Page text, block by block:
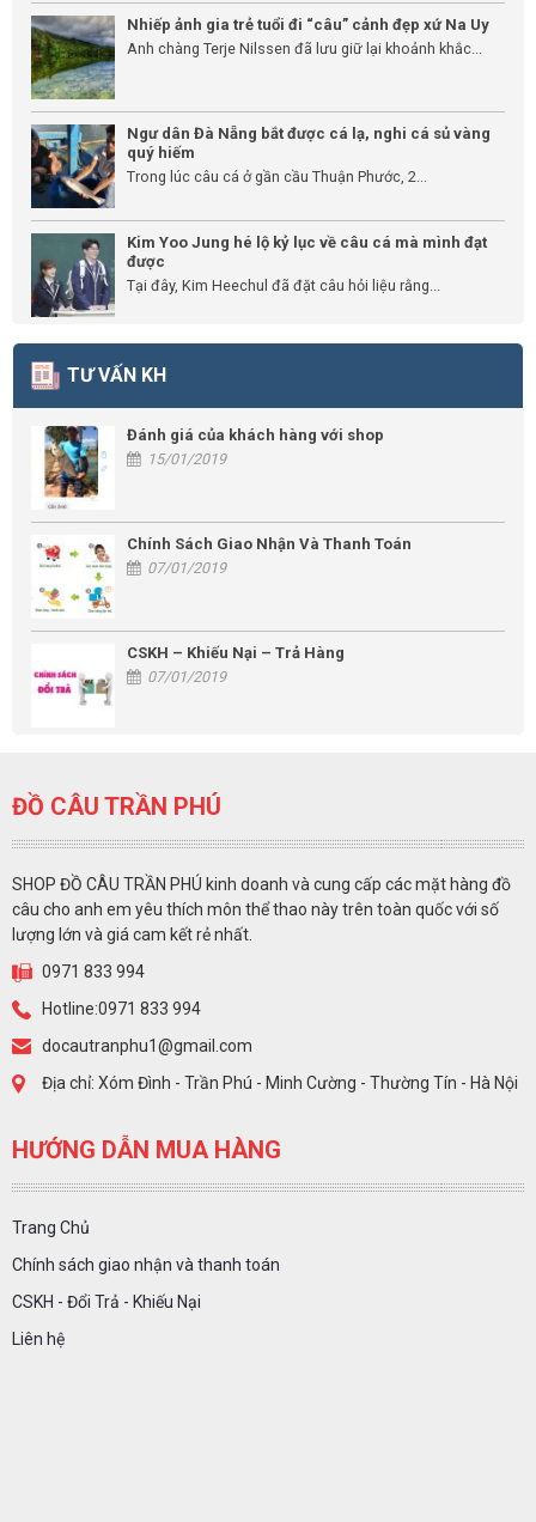
Nhiếp ảnh gia trẻ tuổi đi “câu” cảnh đẹp xứ Na Uy
Anh chàng Terje Nilssen đã lưu giữ lại khoảnh khắc...
Ngư dân Đà Nẵng bắt được cá lạ, nghi cá sủ vàng
quý hiếm
Trong lúc câu cá ở gần cầu Thuận Phước, 2...
Kim Yoo Jung hé lộ kỷ lục về câu cá mà mình đạt
được
Tại đây, Kim Heechul đã đặt câu hỏi liệu rằng...
TƯ VẤN KH
Đánh giá của khách hàng với shop
15/01/2019
Chính Sách Giao Nhận Và Thanh Toán
07/01/2019
CSKH – Khiếu Nại – Trả Hàng
07/01/2019
ĐỒ CÂU TRẦN PHÚ
SHOP ĐỒ CÂU TRẦN PHÚ kinh doanh và cung cấp các mặt hàng đồ
câu cho anh em yêu thích môn thể thao này trên toàn quốc với số
lượng lớn và giá cam kết rẻ nhất.
0971 833 994
Hotline:0971 833 994
docautranphu1@gmail.com
Địa chỉ: Xóm Đình - Trần Phú - Minh Cường - Thường Tín - Hà Nội
HƯỚNG DẪN MUA HÀNG
Trang Chủ
Chính sách giao nhận và thanh toán
CSKH - Đổi Trả - Khiếu Nại
Liên hệ